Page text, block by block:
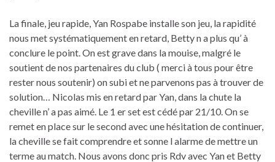
La finale, jeu rapide, Yan Rospabe installe son jeu, la rapidité
nous met systématiquement en retard, Betty n a plus qu’ à
conclure le point. On est grave dans la mouise, malgré le
soutient de nos partenaires du club ( merci à tous pour être
rester nous soutenir) on subi et ne parvenons pas à trouver de
solution… Nicolas mis en retard par Yan, dans la chute la
cheville n’ a pas aimé. Le 1 er set est cédé par 21/10. On se
remet en place sur le second avec une hésitation de continuer,
la cheville se fait comprendre et sonne l alarme de mettre un
terme au match. Nous avons donc pris Rdv avec Yan et Betty